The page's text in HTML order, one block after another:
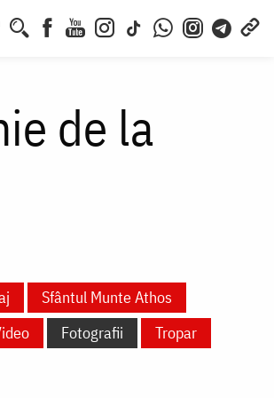
de la
Sfântul Munte Athos
Fotografii
Tropar